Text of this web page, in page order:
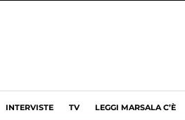
INTERVISTE TV LEGGI MARSALA C’È